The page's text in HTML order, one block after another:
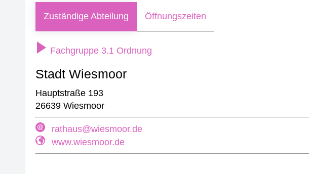
Zuständige Abteilung Öffnungszeiten
Fachgruppe 3.1 Ordnung
Stadt Wiesmoor
Hauptstraße 193
26639 Wiesmoor
rathaus@wiesmoor.de
www.wiesmoor.de